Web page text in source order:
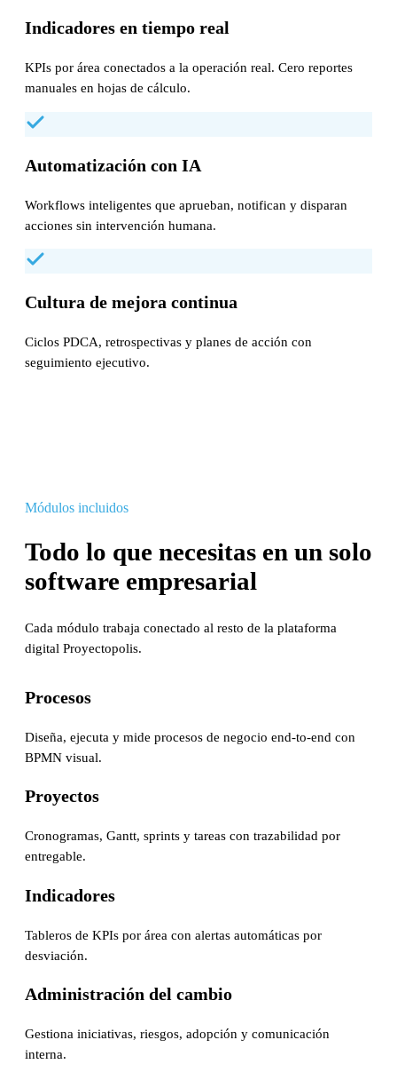
Indicadores en tiempo real
KPIs por área conectados a la operación real. Cero reportes
manuales en hojas de cálculo.
Automatización con IA
Workflows inteligentes que aprueban, notifican y disparan
acciones sin intervención humana.
Cultura de mejora continua
Ciclos PDCA, retrospectivas y planes de acción con
seguimiento ejecutivo.
Módulos incluidos
Todo lo que necesitas en un solo
software empresarial
Cada módulo trabaja conectado al resto de la plataforma
digital Proyectopolis.
Procesos
Diseña, ejecuta y mide procesos de negocio end-to-end con
BPMN visual.
Proyectos
Cronogramas, Gantt, sprints y tareas con trazabilidad por
entregable.
Indicadores
Tableros de KPIs por área con alertas automáticas por
desviación.
Administración del cambio
Gestiona iniciativas, riesgos, adopción y comunicación
interna.